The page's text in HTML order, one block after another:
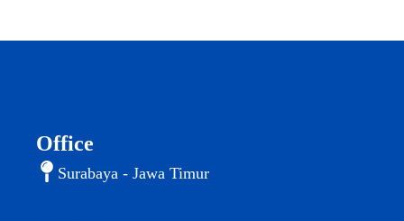
Office
Surabaya - Jawa Timur